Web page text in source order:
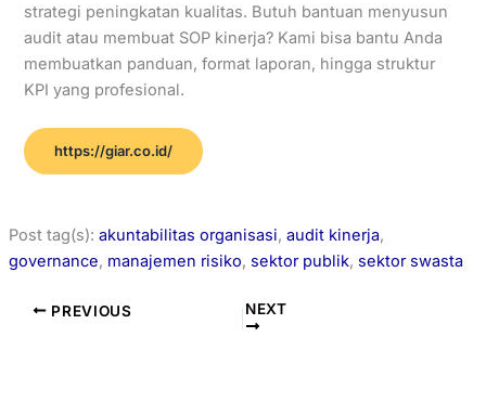
strategi peningkatan kualitas. Butuh bantuan menyusun
audit atau membuat SOP kinerja? Kami bisa bantu Anda
membuatkan panduan, format laporan, hingga struktur
KPI yang profesional.
https://giar.co.id/
Post tag(s): akuntabilitas organisasi, audit kinerja,
governance, manajemen risiko, sektor publik, sektor swasta
PREVIOUS NEXT